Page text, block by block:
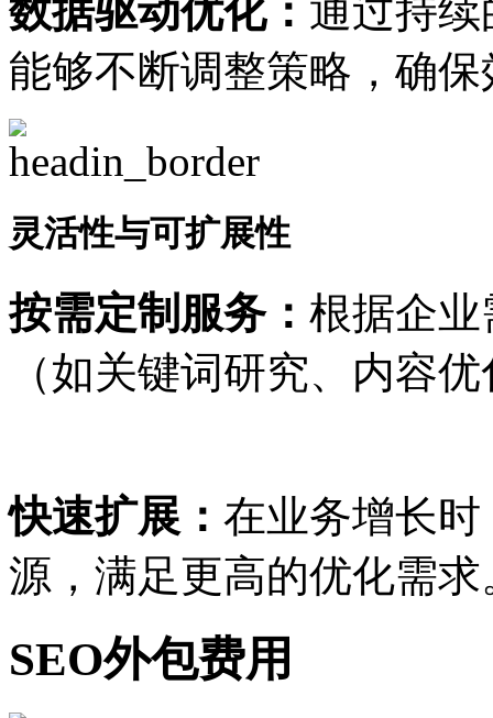
数据驱动优化： 通过持
能够不断调整策略，确
灵活性与可扩展性
按需定制服务： 根据企业
（如关键词研究、内容
快速扩展： 在业务增长
源，满足更高的优化需求
SEO外包费用